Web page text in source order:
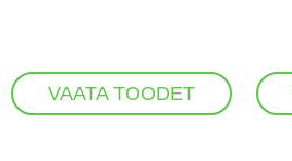
VAATA TOODET